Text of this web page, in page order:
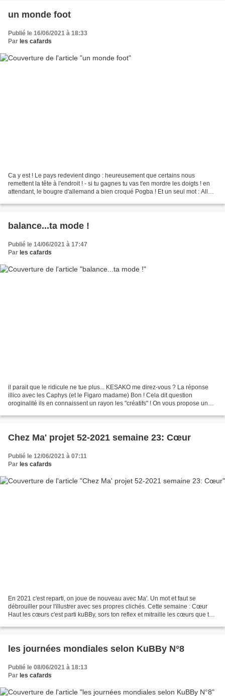
un monde foot
Publié le 16/06/2021 à 18:33
Par les cafards
Ca y est ! Le pays redevient dingo : heureusement que certains nous
remettent la tête à l'endroit ! - si tu gagnes tu vas t'en mordre les doigts ! en
attendant, le bougre d'allemand a bien croqué Pogba ! Et un seul mot : Allez
balance...ta mode !
Publié le 14/06/2021 à 17:47
Par les cafards
il parait que le ridicule ne tue plus... KESAKO me direz-vous ? La réponse
illico avec les Caphys (et le Figaro madame) Bon ! Cela dit question
oroginalité ils en connaissent un rayon les "créatifs" ! On vous propose un
Chez Ma' projet 52-2021 semaine 23: Cœur
Publié le 12/06/2021 à 07:11
Par les cafards
En 2021 c'est reparti, on joue de nouveau avec Ma'. Un mot et faut se
débrouiller pour l'illustrer avec ses propres clichés. Cette semaine : Cœur
Haut les cœurs c'est parti kuBBy, sors ton reflex et mitraille les cœurs que tu
les journées mondiales selon KuBBy N°8
Publié le 08/06/2021 à 18:13
Par les cafards